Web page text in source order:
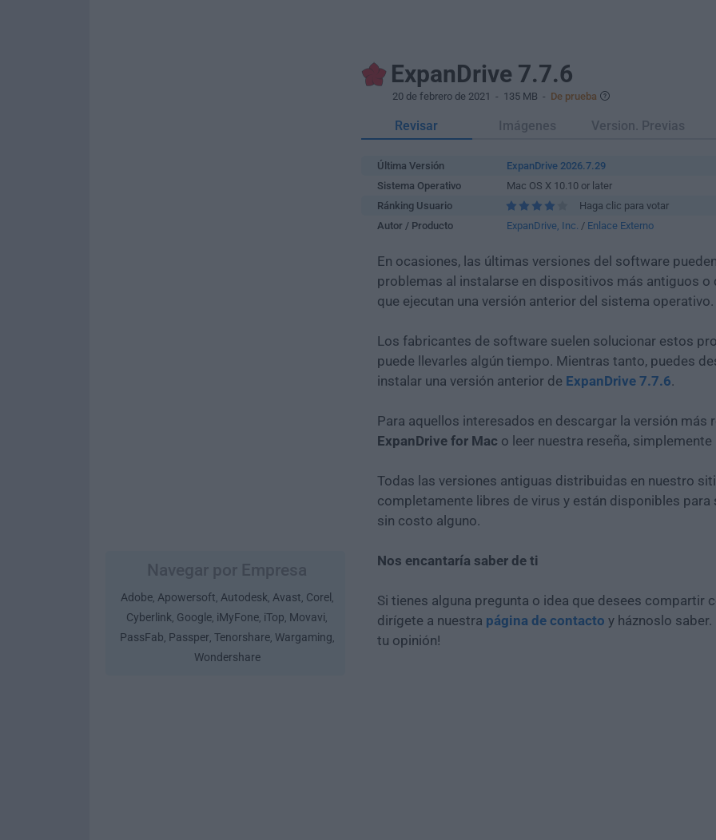
Adobe, Apowersoft, Autodesk, Avast, Corel ,
Cyberlink, Google, iMyFone, iTop, Movavi,
PassFab, Passper, Tenorshare, Wargaming,
Wondershare
ExpanDrive 7.7.6
20 de febrero de 2021 - 135 MB - De prueba
Revisar Imágenes Version. Previas
Última Versión
ExpanDrive 2026.7.29
Sistema Operativo
Mac OS X 10.10 or later
Ránking Usuario
Haga clic para votar
Autor / Producto
ExpanDrive, Inc. / Enlace Externo
En ocasiones, las últimas versiones del software
problemas al instalarse en dispositivos más antiguos
que ejecutan una versión anterior del sistema operativo.
Los fabricantes de software suelen solucionar estos
puede llevarles algún tiempo. Mientras tanto, puedes
instalar una versión anterior de ExpanDrive 7.7.6.
Para aquellos interesados en descargar la versión más
ExpanDrive for Mac o leer nuestra reseña, simplemente
Todas las versiones antiguas distribuidas en nuestro
completamente libres de virus y están disponibles para
sin costo alguno.
Nos encantaría saber de ti
Si tienes alguna pregunta o idea que desees compartir
dirígete a nuestra página de contacto y háznoslo saber.
tu opinión!